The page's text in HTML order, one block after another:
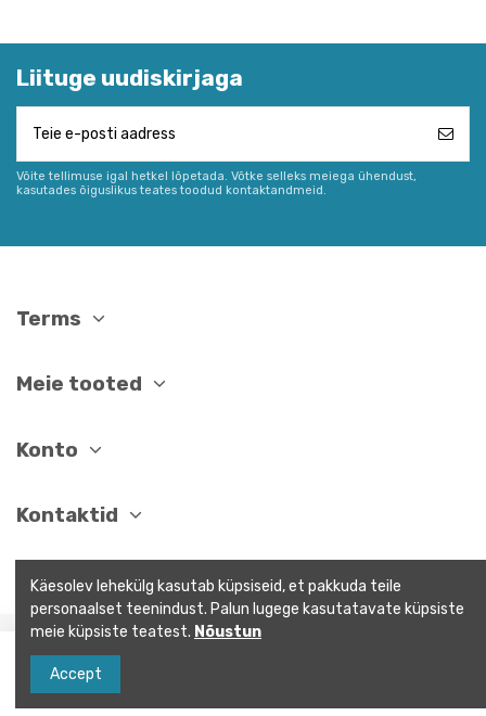
Liituge uudiskirjaga
Võite tellimuse igal hetkel lõpetada. Võtke selleks meiega ühendust,
kasutades õiguslikus teates toodud kontaktandmeid.
Terms
Meie tooted
Konto
Kontaktid
Käesolev lehekülg kasutab küpsiseid, et pakkuda teile
personaalset teenindust. Palun lugege kasutatavate küpsiste
meie küpsiste teatest. Nõustun
Accept